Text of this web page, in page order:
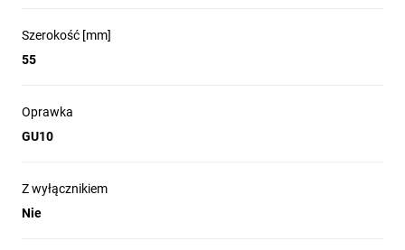
Idealna do użytku wewnątrz Pasująca do wielu
Szerokość [mm]
55
Oprawka
GU10
Z wyłącznikiem
Nie